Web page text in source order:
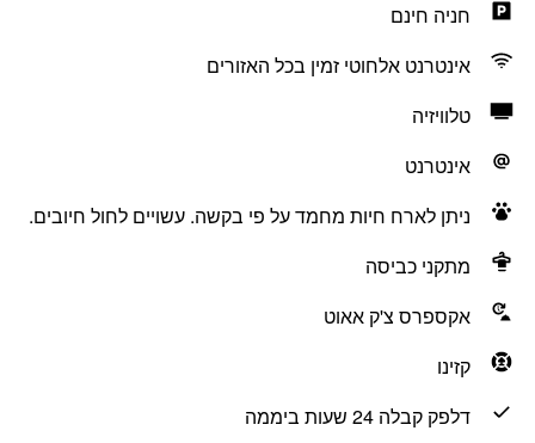
חניה חינם
אינטרנט אלחוטי זמין בכל האזורים
טלוויזיה
אינטרנט
ניתן לארח חיות מחמד על פי בקשה. עשויים לחול חיובים.
מתקני כביסה
אקספרס צ'ק אאוט
קזינו
דלפק קבלה 24 שעות ביממה